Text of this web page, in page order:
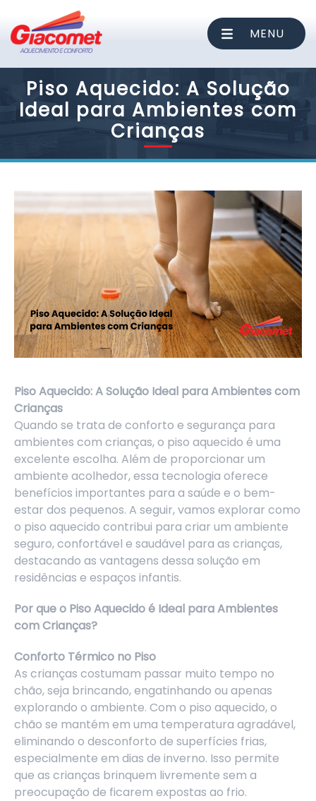
MENU
Piso Aquecido: A Solução
Ideal para Ambientes com
Crianças
Piso Aquecido: A Solução Ideal para Ambientes com
Crianças
Quando se trata de conforto e segurança para
ambientes com crianças, o piso aquecido é uma
excelente escolha. Além de proporcionar um
ambiente acolhedor, essa tecnologia oferece
benefícios importantes para a saúde e o bem-
estar dos pequenos. A seguir, vamos explorar como
o piso aquecido contribui para criar um ambiente
seguro, confortável e saudável para as crianças,
destacando as vantagens dessa solução em
residências e espaços infantis.
Por que o Piso Aquecido é Ideal para Ambientes
com Crianças?
Conforto Térmico no Piso
As crianças costumam passar muito tempo no
chão, seja brincando, engatinhando ou apenas
explorando o ambiente. Com o piso aquecido, o
chão se mantém em uma temperatura agradável,
eliminando o desconforto de superfícies frias,
especialmente em dias de inverno. Isso permite
que as crianças brinquem livremente sem a
preocupação de ficarem expostas ao frio.